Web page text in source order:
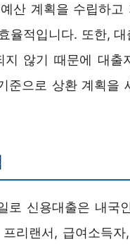
산 계획을 수립하고
율적입니다. 또한,
지 않기 때문에 대출
준으로 상환 계획을
로 신용대출은 내국
리랜서, 급여소득자